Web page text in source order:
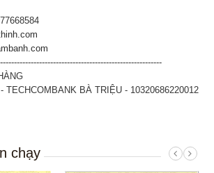
TECHCOMBANK BÀ TRIỆU - 10320686220012
chạy